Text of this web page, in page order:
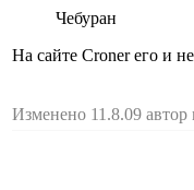
Чебуран
На сайте Croner его и
Изменено 11.8.09 автор